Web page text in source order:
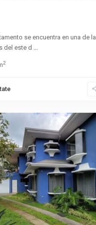
se encuentra en una de
del este d ...
2